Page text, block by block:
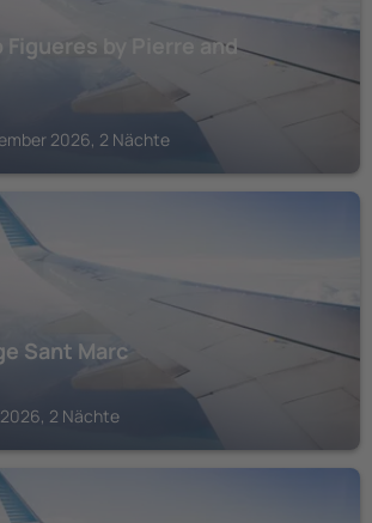
by Pierre and
2026, 2 Nächte
Sant Marc
2 Nächte